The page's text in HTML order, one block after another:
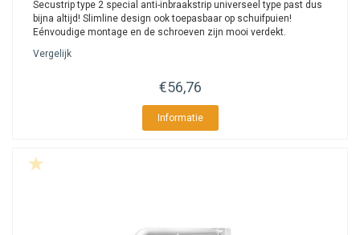
Secustrip type 2 special anti-inbraakstrip universeel type past dus
bijna altijd! Slimline design ook toepasbaar op schuifpuien!
Eénvoudige montage en de schroeven zijn mooi verdekt.
Vergelijk
€56,76
Informatie